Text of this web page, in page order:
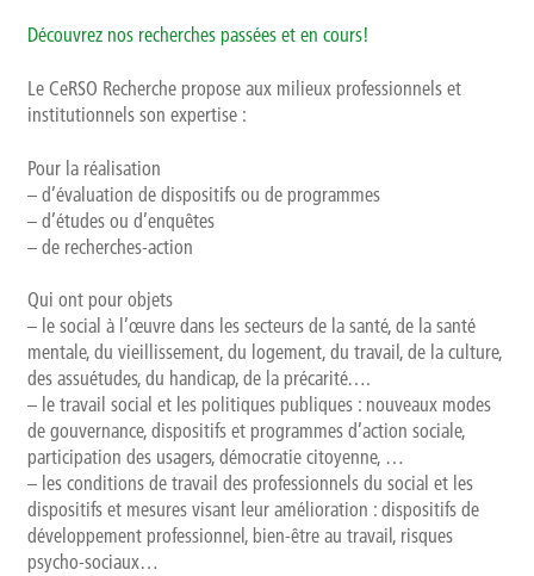
Présentation
Recherche
Présentation
Projets
Publications
Événements
Qui sommes-nous ?
Présentation
Découvrez nos recherches passées et en cours!
Le CeRSO Recherche propose aux milieux professionnels et
institutionnels son expertise :
Pour la réalisation
– d’évaluation de dispositifs ou de programmes
– d’études ou d’enquêtes
– de recherches-action
Qui ont pour objets
– le social à l’œuvre dans les secteurs de la santé, de la santé
mentale, du vieillissement, du logement, du travail, de la culture,
des assuétudes, du handicap, de la précarité….
– le travail social et les politiques publiques : nouveaux modes
de gouvernance, dispositifs et programmes d’action sociale,
participation des usagers, démocratie citoyenne, …
– les conditions de travail des professionnels du social et les
dispositifs et mesures visant leur amélioration : dispositifs de
développement professionnel, bien-être au travail, risques
psycho-sociaux…